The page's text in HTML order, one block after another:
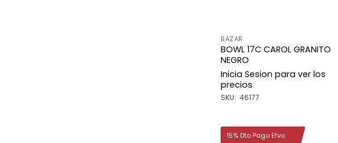
BAZAR
BOWL 17C CAROL GRANITO
NEGRO
Inicia Sesion para ver los
precios
SKU: 46177
15% Dto Pago Efvo